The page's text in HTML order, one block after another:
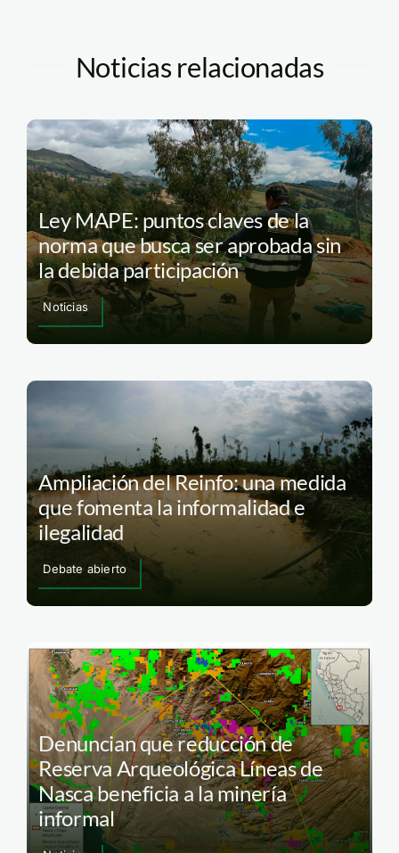
Noticias relacionadas
Ley MAPE: puntos claves de la
norma que busca ser aprobada sin
la debida participación
Noticias
Ampliación del Reinfo: una medida
que fomenta la informalidad e
ilegalidad
Debate abierto
Denuncian que reducción de
Reserva Arqueológica Líneas de
Nasca beneficia a la minería
informal